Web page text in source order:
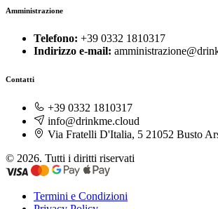
Amministrazione
Telefono: +39 0332 1810317
Indirizzo e-mail:
Contatti
+39 0332 1810317
info@drinkme.cloud
Via Fratelli D'Italia, 5 21052 Busto
© 2026. Tutti i diritti riservati
Termini e Condizioni